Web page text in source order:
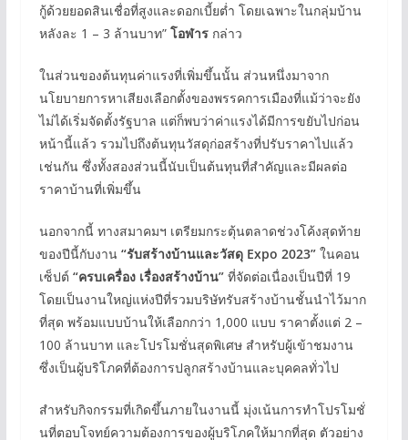
กู้ด้วยยอดสินเชื่อที่สูงและดอกเบี้ยต่ำ โดยเฉพาะในกลุ่มบ้าน
หลังละ 1 – 3 ล้านบาท” โอฬารกล่าว
ในส่วนของต้นทุนค่าแรงที่เพิ่มขึ้นนั้น ส่วนหนึ่งมาจาก
นโยบายการหาเสียงเลือกตั้งของพรรคการเมืองที่แม้ว่าจะยัง
ไม่ได้เริ่มจัดตั้งรัฐบาล แต่ก็พบว่าค่าแรงได้มีการขยับไปก่อน
หน้านี้แล้ว รวมไปถึงต้นทุนวัสดุก่อสร้างที่ปรับราคาไปแล้ว
เช่นกัน ซึ่งทั้งสองส่วนนี้นับเป็นต้นทุนที่สำคัญและมีผลต่อ
ราคาบ้านที่เพิ่มขึ้น
นอกจากนี้ ทางสมาคมฯ เตรียมกระตุ้นตลาดช่วงโค้งสุดท้าย
ของปีนี้กับงาน“รับสร้างบ้านและวัสดุ Expo 2023” ในคอน
เซ็ปต์ “ครบเครื่อง เรื่องสร้างบ้าน”ที่จัดต่อเนื่องเป็นปีที่ 19
โดยเป็นงานใหญ่แห่งปีที่รวมบริษัทรับสร้างบ้านชั้นนำไว้มาก
ที่สุด พร้อมแบบบ้านให้เลือกกว่า 1,000 แบบ ราคาตั้งแต่ 2 –
100 ล้านบาท และโปรโมชั่นสุดพิเศษ สำหรับผู้เข้าชมงาน
ซึ่งเป็นผู้บริโภคที่ต้องการปลูกสร้างบ้านและบุคคลทั่วไป
สำหรับกิจกรรมที่เกิดขึ้นภายในงานนี้ มุ่งเน้นการทำโปรโมชั่
นที่ตอบโจทย์ความต้องการของผู้บริโภคให้มากที่สุด ตัวอย่าง